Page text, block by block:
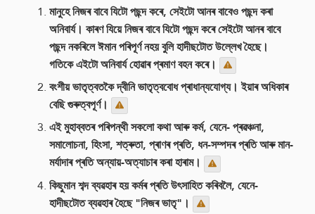
মানুহে নিজৰ বাবে যিটো পছন্দ কৰে, সেইটো আনৰ বাবেও পছন্দ কৰা
অনিবাৰ্য। কাৰণ যিয়ে নিজৰ বাবে যিটো পছন্দ কৰে সেইটো আনৰ বাবে
পছন্দ নকৰিলে ঈমান পৰিপূৰ্ণ নহয় বুলি হাদীছটোত উল্লেখ হৈছে।
গতিকে এইটো অনিবাৰ্য হোৱাৰ প্ৰমাণ বহন কৰে।
বংশীয় ভাতৃত্বতকৈ দ্বীনি ভাতৃত্ববোধ প্ৰাধান্যযোগ্য। ইয়াৰ অধিকাৰ
বেছি গুৰুত্বপূৰ্ণ।
এই মুহাব্বতৰ পৰিপন্থী সকলো কথা আৰু কৰ্ম, যেনে- প্ৰৱঞ্চনা,
সমালোচনা, হিংসা, শত্ৰুতা, প্ৰাণৰ প্ৰতি, ধন-সম্পদৰ প্ৰতি আৰু মান-
মৰ্যাদাৰ প্ৰতি অন্যায়-অত্যাচাৰ কৰা হাৰাম।
কিছুমান শব্দ ব্যৱহাৰ হয় কৰ্মৰ প্ৰতি উৎসাহিত কৰিবলৈ, যেনে-
হাদীছটোত ব্যৱহাৰ হৈছে "নিজৰ ভাতৃ"।